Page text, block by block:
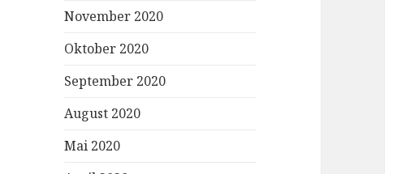
November 2020
Oktober 2020
September 2020
August 2020
Mai 2020